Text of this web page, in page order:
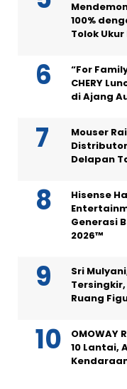
100%
Tolok
“For
CHERY
di Ajang
Mouser
Delapan
Hisense
Generasi
2026™
Sri
Ruang
OMOWAY
10 Lantai,